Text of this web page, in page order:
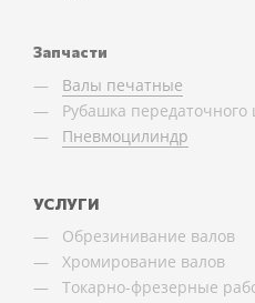
Запчасти
Валы печатные
Рубашка передаточного
Пневмоцилиндр
УСЛУГИ
Обрезинивание валов
Хромирование валов
Токарно-фрезерные